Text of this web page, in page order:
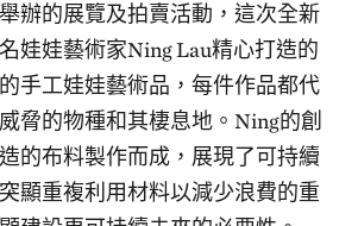
辦的展覽及拍賣活動，這次全新
娃娃藝術家Ning Lau精心打造的
手工娃娃藝術品，每件作品都代
脅的物種和其棲息地。Ning的創
的布料製作而成，展現了可持續
顯重複利用材料以減少浪費的重